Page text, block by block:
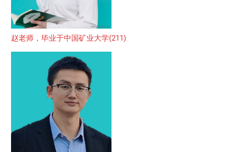
赵老师，毕业于中国矿业大学(211)